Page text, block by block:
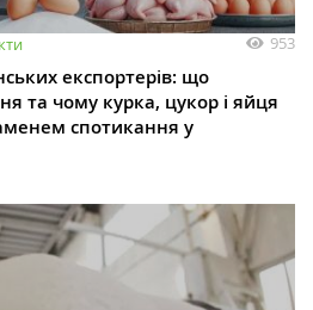
953
експортерів: що
та чому курка, цукор і яйця
спотикання у